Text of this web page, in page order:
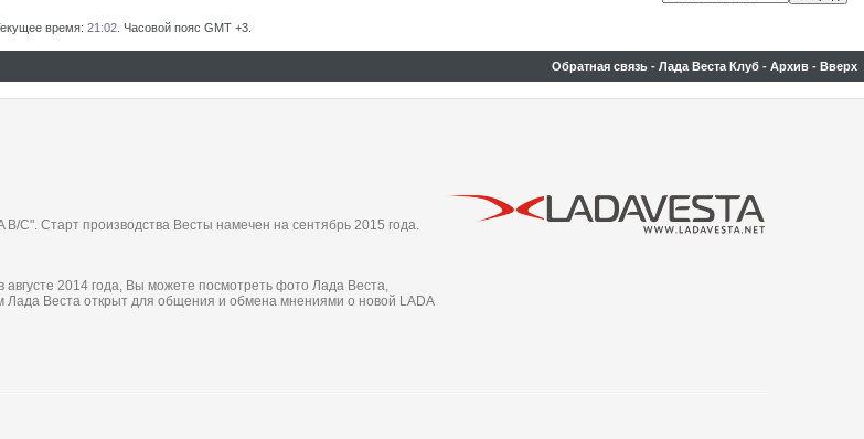
время: 21:02 . Часовой пояс GMT +3.
Обратная связь - Лада Веста Клуб - Архив - Вверх
C". Старт производства Весты намечен на сентябрь 2015 года.
2014 года, Вы можете посмотреть фото Лада Веста,
Лада Веста открыт для общения и обмена мнениями о новой LADA